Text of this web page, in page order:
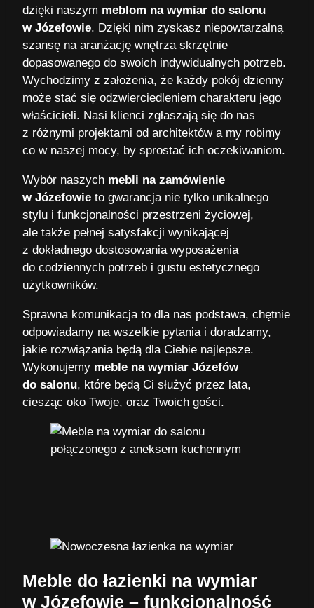
dzięki naszym meblom na wymiar do salonu
w Józefowie. Dzięki nim zyskasz niepowtarzalną
szansę na aranżację wnętrza skrzętnie
dopasowanego do swoich indywidualnych potrzeb.
Wychodzimy z założenia, że każdy pokój dzienny
może stać się odzwierciedleniem charakteru jego
właścicieli. Nasi klienci zgłaszają się do nas
z różnymi projektami od architektów a my robimy
co w naszej mocy, by sprostać ich oczekiwaniom.
Wybór naszych mebli na zamówienie
w Józefowie to gwarancja nie tylko unikalnego
stylu i funkcjonalności przestrzeni życiowej,
ale także pełnej satysfakcji wynikającej
z dokładnego dostosowania wyposażenia
do codziennych potrzeb i gustu estetycznego
użytkowników.
Sprawna komunikacja to dla nas podstawa, chętnie
odpowiadamy na wszelkie pytania i doradzamy,
jakie rozwiązania będą dla Ciebie najlepsze.
Wykonujemy meble na wymiar Józefów
do salonu, które będą Ci służyć przez lata,
ciesząc oko Twoje, oraz Twoich gości.
Meble do łazienki na wymiar
w Józefowie – funkcjonalność